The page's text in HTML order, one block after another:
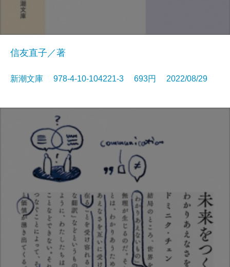
信友直子／著
新潮文庫 978-4-10-104221-3 693円 2022/08/29